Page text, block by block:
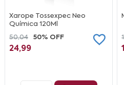
Xarope Tossexpec Neo
Química 120Ml
50,04
50% OFF
24,99